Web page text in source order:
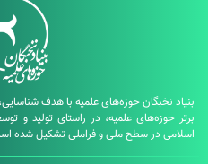
حوزه‌های علمیه با هدف شناسایی، هدایت
علمیه، در راستای تولید و توسعه
در سطح ملی و فراملی تشکیل شده است.